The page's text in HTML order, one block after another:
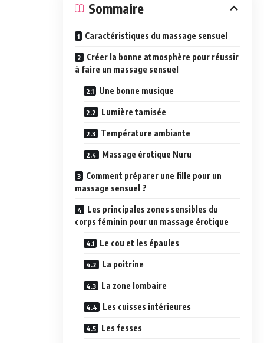
Sommaire
Caractéristiques du massage sensuel
Créer la bonne atmosphère pour réussir
à faire un massage sensuel
Une bonne musique
Lumière tamisée
Température ambiante
Massage érotique Nuru
Comment préparer une fille pour un
massage sensuel ?
Les principales zones sensibles du
corps féminin pour un massage érotique
Le cou et les épaules
La poitrine
La zone lombaire
Les cuisses intérieures
Les fesses